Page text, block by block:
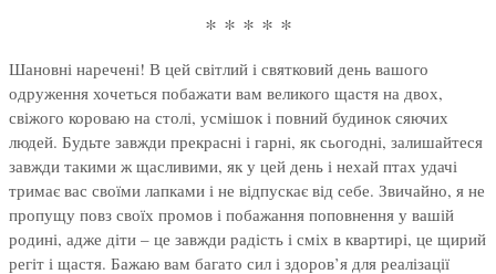
* * * * *
Шановні наречені! В цей світлий і святковий день вашого
одруження хочеться побажати вам великого щастя на двох,
свіжого короваю на столі, усмішок і повний будинок сяючих
людей. Будьте завжди прекрасні і гарні, як сьогодні, залишайтеся
завжди такими ж щасливими, як у цей день і нехай птах удачі
тримає вас своїми лапками і не відпускає від себе. Звичайно, я не
пропущу повз своїх промов і побажання поповнення у вашій
родині, адже діти – це завжди радість і сміх в квартирі, це щирий
регіт і щастя. Бажаю вам багато сил і здоров’я для реалізації